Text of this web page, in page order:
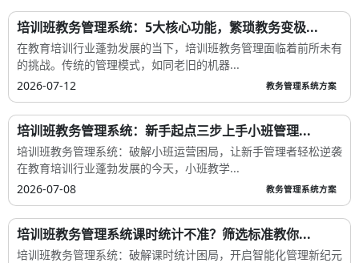
培训班教务管理系统：5大核心功能，繁琐教务变极...
在教育培训行业蓬勃发展的当下，培训班教务管理面临着前所未有
的挑战。传统的管理模式，如同老旧的机器...
2026-07-12
教务管理系统方案
培训班教务管理系统：新手起点三步上手小班管理...
培训班教务管理系统：破解小班运营困局，让新手管理者轻松逆袭
在教育培训行业蓬勃发展的今天，小班教学...
2026-07-08
教务管理系统方案
培训班教务管理系统课时统计不准？筛选标准教你...
培训班教务管理系统：破解课时统计困局，开启智能化管理新纪元